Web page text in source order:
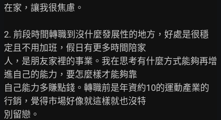
在家，讓我很焦慮。
2. 前段時間轉職到沒什麼發展性的地方，好處是很穩
定且不用加班，假日有更多時間陪家
人，是朋友家裡的事業。我在思考有什麼方式能夠再增
進自己的能力，要怎麼樣才能夠靠
自己能力多賺點錢。轉職前是年資約10的運動產業的
行銷，覺得市場好像就這樣就也沒特
別留戀。